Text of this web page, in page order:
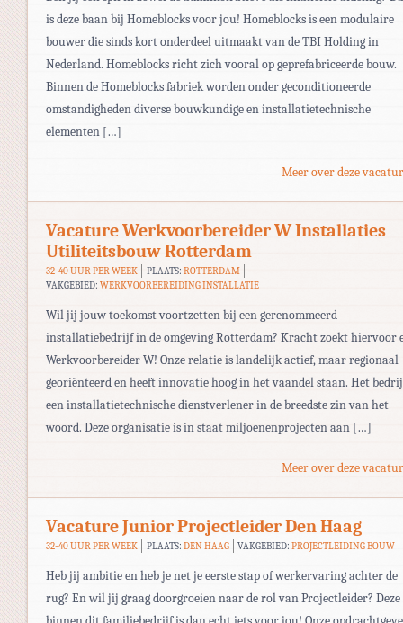
is deze baan bij Homeblocks voor jou! Homeblocks is een modulaire
bouwer die sinds kort onderdeel uitmaakt van de TBI Holding in
Nederland. Homeblocks richt zich vooral op geprefabriceerde bouw.
Binnen de Homeblocks fabriek worden onder geconditioneerde
omstandigheden diverse bouwkundige en installatietechnische
elementen […]
Meer over deze
Vacature Werkvoorbereider W Installaties
Utiliteitsbouw Rotterdam
32-40 UUR PER WEEK PLAATS: ROTTERDAM
VAKGEBIED: WERKVOORBEREIDING INSTALLATIE
Wil jij jouw toekomst voortzetten bij een gerenommeerd
installatiebedrijf in de omgeving Rotterdam? Kracht zoekt hiervoor
Werkvoorbereider W! Onze relatie is landelijk actief, maar regionaal
georiënteerd en heeft innovatie hoog in het vaandel staan. Het
een installatietechnische dienstverlener in de breedste zin van het
woord. Deze organisatie is in staat miljoenenprojecten aan […]
Meer over deze
Vacature Junior Projectleider Den Haag
32-40 UUR PER WEEK PLAATS: DEN HAAG VAKGEBIED:PROJECTLEIDING BOUW
Heb jij ambitie en heb je net je eerste stap of werkervaring achter de
rug? En wil jij graag doorgroeien naar de rol van Projectleider?